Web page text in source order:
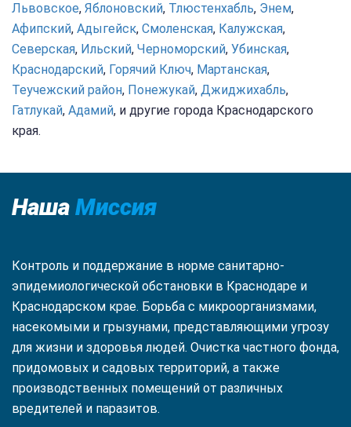
Львовское, Яблоновский, Тлюстенхабль, Энем,
Афипский, Адыгейск, Смоленская, Калужская,
Северская, Ильский, Черноморский, Убинская,
Краснодарский, Горячий Ключ, Мартанская,
Теучежский район, Понежукай, Джиджихабль,
Гатлукай, Адамий, и другие города Краснодарского
края.
Наша Миссия
Контроль и поддержание в норме санитарно-
эпидемиологической обстановки в Краснодаре и
Краснодарском крае. Борьба с микроорганизмами,
насекомыми и грызунами, представляющими угрозу
для жизни и здоровья людей. Очистка частного фонда,
придомовых и садовых территорий, а также
производственных помещений от различных
вредителей и паразитов.